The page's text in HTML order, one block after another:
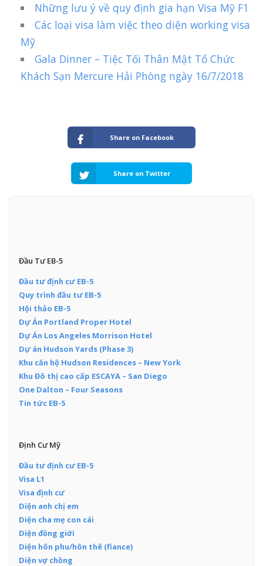
Những lưu ý về quy định gia hạn Visa Mỹ F1
Các loại visa làm việc theo diện working visa
Mỹ
Gala Dinner – Tiệc Tối Thân Mật Tổ Chức
Khách Sạn Mercure Hải Phòng ngày 16/7/2018
Share on Facebook
Share on Twitter
Đầu Tư EB-5
Đầu tư định cư EB-5
Quy trình đầu tư EB-5
Hội thảo EB-5
Dự Án Portland Proper Hotel
Dự Án Los Angeles Morrison Hotel
Dự án Hudson Yards (Phase 3)
Khu căn hộ Hudson Residences – New York
Khu Đô thị cao cấp ESCAYA – San Diego
One Dalton – Four Seasons
Tin tức EB-5
Định Cư Mỹ
Đầu tư định cư EB-5
Visa L1
Visa định cư
Diện anh chị em
Diện cha mẹ con cái
Diện đồng giới
Diện hôn phu/hôn thê (fiance)
Diện vợ chồng